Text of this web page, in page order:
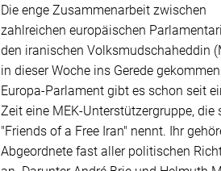
Die enge Zusammenarbeit zwischen
zahlreichen europäischen
den iranischen Volksmudschaheddin
in dieser Woche ins Gerede
Europa-Parlament gibt es schon seit
Zeit eine MEK-Unterstützergruppe, die
"Friends of a Free Iran" nennt. Ihr
Abgeordnete fast aller politischen